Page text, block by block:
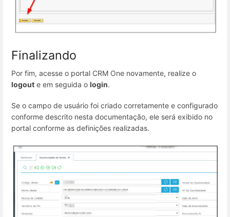
Finalizando
Por fim, acesse o portal CRM One novamente, realize o
logout e em seguida o login.
Se o campo de usuário foi criado corretamente e configurado
conforme descrito nesta documentação, ele será exibido no
portal conforme as definições realizadas.